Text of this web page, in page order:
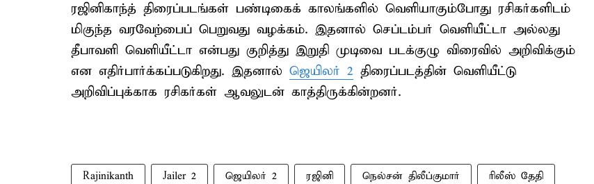
ரஜினிகாந்த் திரைப்படங்கள் பண்டிகைக் காலங்களில் வெளியாகும்போது ரசிகர்களிடம்
மிகுந்த வரவேற்பைப் பெறுவது வழக்கம். இதனால் செப்டம்பர் வெளியீட்டா அல்லது
தீபாவளி வெளியீட்டா என்பது குறித்து இறுதி முடிவை படக்குழு விரைவில் அறிவிக்கும்
என எதிர்பார்க்கப்படுகிறது. இதனால் ஜெயிலர் 2 திரைப்படத்தின் வெளியீட்டு
அறிவிப்புக்காக ரசிகர்கள் ஆவலுடன் காத்திருக்கின்றனர்.
Rajinikanth Jailer 2 ஜெயிலர் 2 ரஜினி நெல்சன் திலீப்குமார் ரிலீஸ் தேதி